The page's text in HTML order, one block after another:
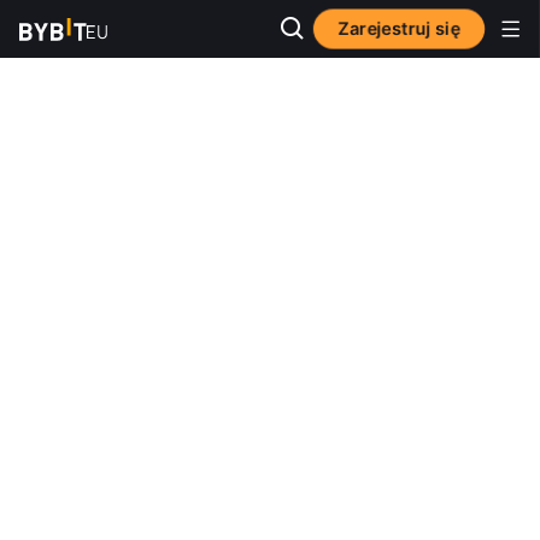
Zarejestruj się